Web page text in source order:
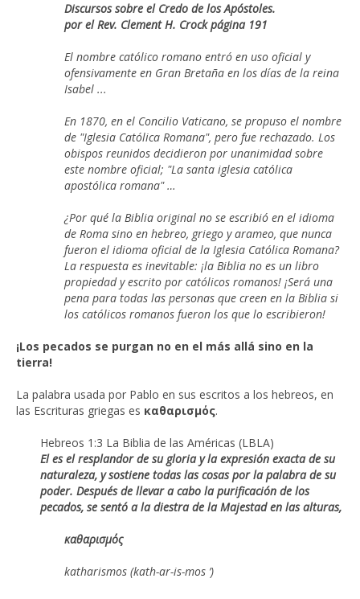
Discursos sobre el Credo de los Apóstoles.
por el Rev. Clement H. Crock página 191
El nombre católico romano entró en uso oficial y
ofensivamente en Gran Bretaña en los días de la reina
Isabel ...
En 1870, en el Concilio Vaticano, se propuso el nombre
de "Iglesia Católica Romana", pero fue rechazado. Los
obispos reunidos decidieron por unanimidad sobre
este nombre oficial; "La santa iglesia católica
apostólica romana" …
¿Por qué la Biblia original no se escribió en el idioma
de Roma sino en hebreo, griego y arameo, que nunca
fueron el idioma oficial de la Iglesia Católica Romana?
La respuesta es inevitable: ¡la Biblia no es un libro
propiedad y escrito por católicos romanos! ¡Será una
pena para todas las personas que creen en la Biblia si
los católicos romanos fueron los que lo escribieron!
¡Los pecados se purgan no en el más allá sino en la
tierra!
La palabra usada por Pablo en sus escritos a los hebreos, en
las Escrituras griegas es καθαρισμός.
Hebreos 1:3 La Biblia de las Américas (LBLA)
El es el resplandor de su gloria y la expresión exacta de su
naturaleza, y sostiene todas las cosas por la palabra de su
poder. Después de llevar a cabo la purificación de los
pecados, se sentó a la diestra de la Majestad en las alturas,
καθαρισμός
katharismos (kath-ar-is-mos ’)